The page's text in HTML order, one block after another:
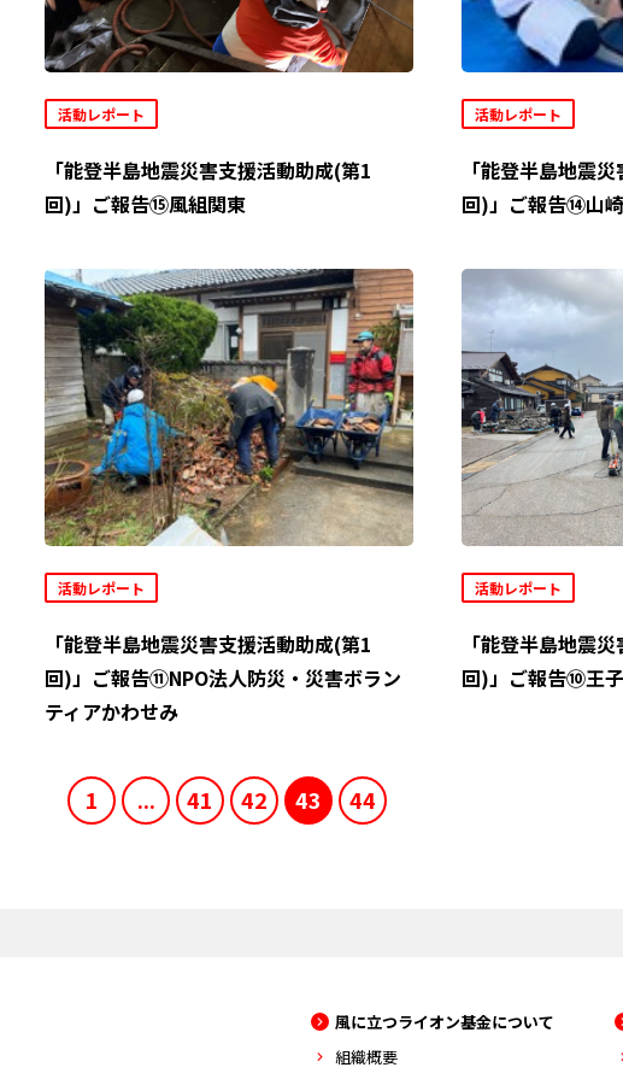
活動レポート
「能登半島地震災害支援活動助成(第1
回)」ご報告⑮風組関東
活動レポート
「能登半島地震
回)」ご報告⑭山
活動レポート
「能登半島地震災害支援活動助成(第1
回)」ご報告⑪NPO法人防災・災害ボラン
ティアかわせみ
活動レポート
「能登半島地震
回)」ご報告⑩王
1 ... 41 42 43 44
風に立つライオン基金について
組織概要